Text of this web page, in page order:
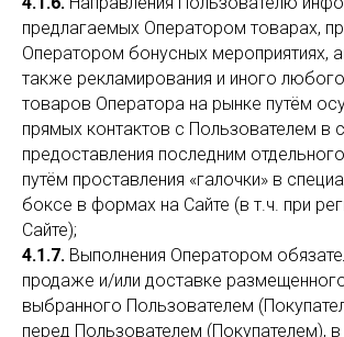
предлагаемых Оператором товарах,
Оператором бонусных мероприятиях,
также рекламирования и иного
товаров Оператора на рынке путём
прямых контактов с Пользователем в
предоставления последним
путём проставления «галочки» в
боксе в формах на Сайте (в т.ч. при
Сайте);
4.1.7. Выполнения Оператором
продаже и/или доставке
выбранного Пользователем
перед Пользователем (Покупателем),